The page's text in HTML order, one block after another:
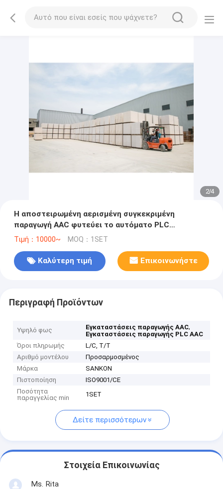
2/4
Η αποστειρωμένη αερισμένη συγκεκριμένη
παραγωγή AAC φυτεύει το αυτόματο PLC
ελεγχόμενο
Τιμή：10000~ MOQ：1SET
Καλύτερη τιμή Επικοινωνήστε
Περιγραφή Προϊόντων
Υψηλό φως Εγκαταστάσεις παραγωγής AAC,
Εγκαταστάσεις παραγωγής PLC AAC
Όροι πληρωμής
L/C, T/T
Αριθμό μοντέλου
Προσαρμοσμένος
Μάρκα
SANKON
Πιστοποίηση
ISO9001/CE
Ποσότητα
παραγγελίας min
1SET
Δείτε περισσότερων
Στοιχεία Επικοινωνίας
Ms. Rita